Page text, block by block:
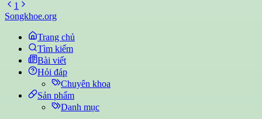
1
Songkhoe.org
Trang chủ
Tìm kiếm
Bài viết
Hỏi đáp
Chuyên khoa
Sản phẩm
Danh mục